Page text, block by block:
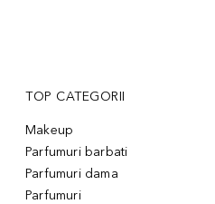
TOP CATEGORII
Makeup
Parfumuri barbati
Parfumuri dama
Parfumuri